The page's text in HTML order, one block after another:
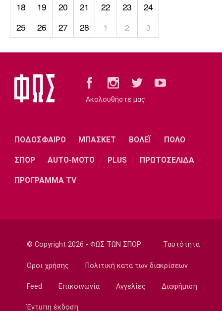
18
19 20 21 22 23
24
25
26 27 28 1 2 3
Ακολουθήστε μας
ΠΟΔΟΣΦΑΙΡΟ ΜΠΑΣΚΕΤ ΒΟΛΕΪ ΠΟΛΟ
ΣΠΟΡ AUTO-MOTO PLUS ΠΡΩΤΟΣΕΛΙΔΑ
ΠΡΟΓΡΑΜΜΑ TV
© Copyright 2026 - ΦΩΣ ΤΩΝ ΣΠΟΡ Ταυτότητα
Όροι χρήσης Πολιτική κατά των διακρίσεων
Feed Επικοινωνία Αγγελίες Διαφήμιση
Έντυπη έκδοση